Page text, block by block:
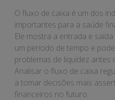
O fluxo de caixa é um dos
importantes para a saúde
Ele mostra a entrada e
um período de tempo e
problemas de liquidez antes
Analisar o fluxo de caixa
a tomar decisões mais
financeiros no futuro.